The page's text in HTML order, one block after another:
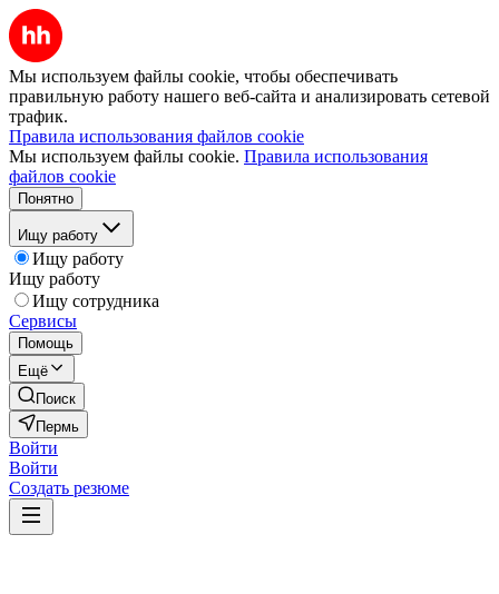
Мы используем файлы cookie, чтобы обеспечивать
правильную работу нашего веб-сайта и анализировать сетевой
трафик.
Правила использования файлов cookie
Мы используем файлы cookie. Правила использования
файлов cookie
Понятно
Ищу работу
Ищу работу
Ищу работу
Ищу сотрудника
Сервисы
Помощь
Ещё
Поиск
Пермь
Войти
Войти
Создать резюме